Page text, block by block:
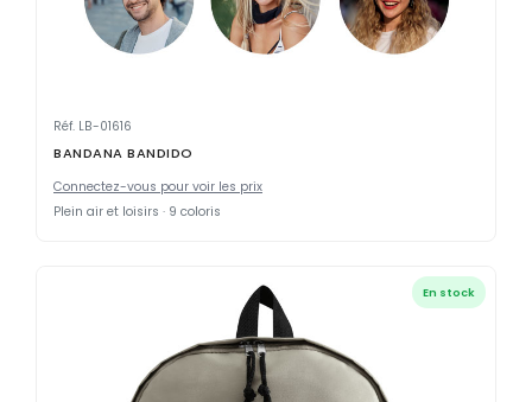
Réf. LB-01616
BANDANA BANDIDO
Connectez-vous pour voir les prix
Plein air et loisirs · 9 coloris
En stock